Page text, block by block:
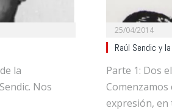
la
Nos
25/04/2014
Raúl Sendic y
Parte 1: Dos
expresión,